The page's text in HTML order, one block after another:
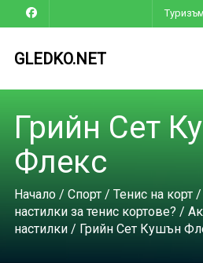
Туризъм
GLEDKO.NET
Грийн Сет
Флекс
Начало/ Спорт/ Тенис на корт/
настилки за тенис кортове? /
настилки/ Грийн Сет Кушън